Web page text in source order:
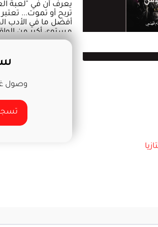
يعرف أن في "لعبة
تربح أو تموت...
أفضل ما في الأدب
مستوى أكبر من
وصول